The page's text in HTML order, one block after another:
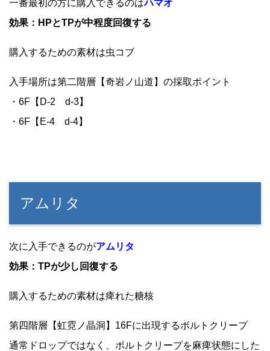
一番最初の方に購入できるのはハマオ
効果：HPとTPが中程度回復する
購入するための素材は虫コブ
入手場所は第二階層【奇岩ノ山道】の採取ポイント
・6F【D-2 d-3】
・6F【E-4 d-4】
アムリタ
次に入手できるのがアムリタ
効果：TPが少し回復する
購入するための素材は痺れた糖核
第四階層【虹霓ノ晶洞】16Fに出現するボルトクリープ
通常ドロップではなく、ボルトクリープを麻痺状態にした